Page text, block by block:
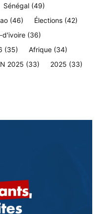
Sénégal (49)
(46) Élections (42)
d'ivoire (36)
(35) Afrique (34)
2025 (33) 2025 (33)